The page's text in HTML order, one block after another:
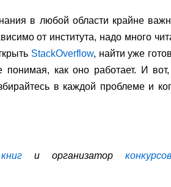
в любой области крайне
от института, надо много
StackOverflow, найти уже
как оно работает. И
в каждой проблеме и
и организатор